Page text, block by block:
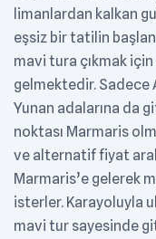
limanlardan kalkan
eşsiz bir tatilin
mavi tura çıkmak
gelmektedir. Sadece
Yunan adalarına da
noktası Marmaris
ve alternatif fiyat
Marmaris’e gelerek
isterler. Karayoluyla
mavi tur sayesinde